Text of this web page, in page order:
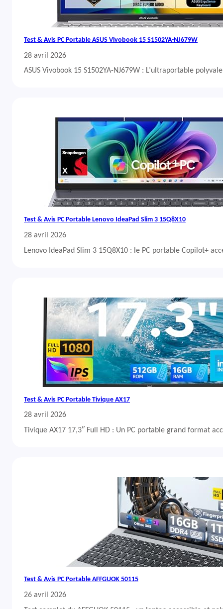
Test & Avis PC Portable ASUS Vivobook 15 S1502YA-NJ679W
28 avril 2026
ASUS Vivobook 15 S1502YA-NJ679W : L’ultraportable
Test & Avis PC Portable Lenovo IdeaPad Slim 3 15Q8X10
28 avril 2026
Lenovo IdeaPad Slim 3 15Q8X10 : le PC portable Copilot+
Test & Avis PC Portable Tivique AX17
28 avril 2026
Tivique AX17 17,3″ Full HD : Un PC portable grand format
Test & Avis PC Portable AFFGUOK 50115
26 avril 2026